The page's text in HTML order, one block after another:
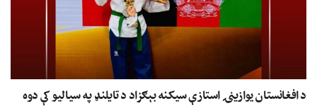
د افغانستان یوازینۍ استازې سیکنه بېګزاد د تایلنډ په سیالیو کې دوه